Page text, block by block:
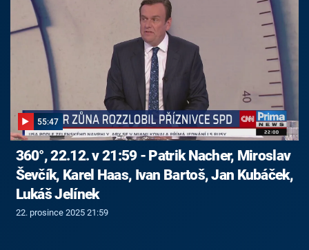
55:47
360°, 22.12. v 21:59 - Patrik Nacher, Miroslav
Ševčík, Karel Haas, Ivan Bartoš, Jan Kubáček,
Lukáš Jelínek
22. prosince 2025 21:59